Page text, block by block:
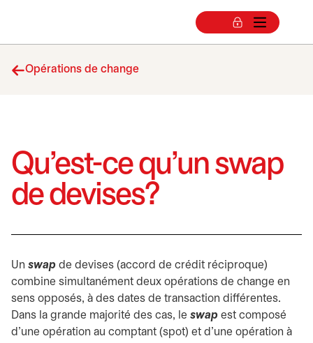
Opérations de change
Qu’est-ce qu’un swap
de devises?
Un swap de devises (accord de crédit réciproque)
combine simultanément deux opérations de change en
sens opposés, à des dates de transaction différentes.
Dans la grande majorité des cas, le swap est composé
d’une opération au comptant (spot) et d’une opération à